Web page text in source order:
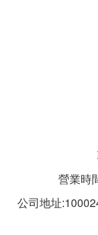
營業時
公司地址